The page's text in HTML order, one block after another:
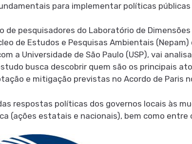
para implementar políticas
de pesquisadores do Laboratório de
de Estudos e Pesquisas Ambientais
a Universidade de São Paulo (USP), vai
busca descobrir quem são os principais
e mitigação previstas no Acordo de Paris
respostas políticas dos governos locais às
(ações estatais e nacionais), bem como